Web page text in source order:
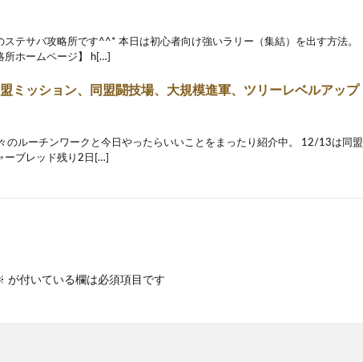
テサバ攻略所です^^* 本日は初心者向け強いラリー（集結）を出す方法。
所ホームページ】 h[…]
ミッション、同盟闘技場、大規模進軍、ツリーレベルアップ
のルーチンワークと今日やったらいいことをまったり紹介中。 12/13は同盟
ーブレッド残り2日[…]
が付いている欄は必須項目です